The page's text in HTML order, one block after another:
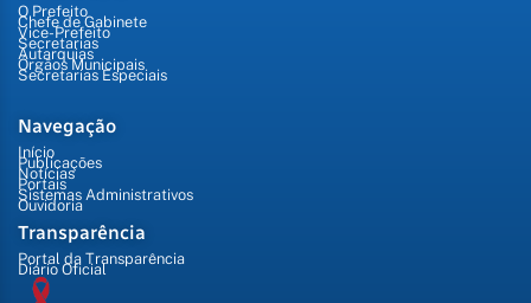
O Prefeito
Chefe de Gabinete
Vice-Prefeito
Secretarias
Autarquias
Órgãos Municipais
Secretarias Especiais
Navegação
Início
Publicações
Notícias
Portais
Sistemas Administrativos
Ouvidoria
Transparência
Portal da Transparência
Diário Oficial